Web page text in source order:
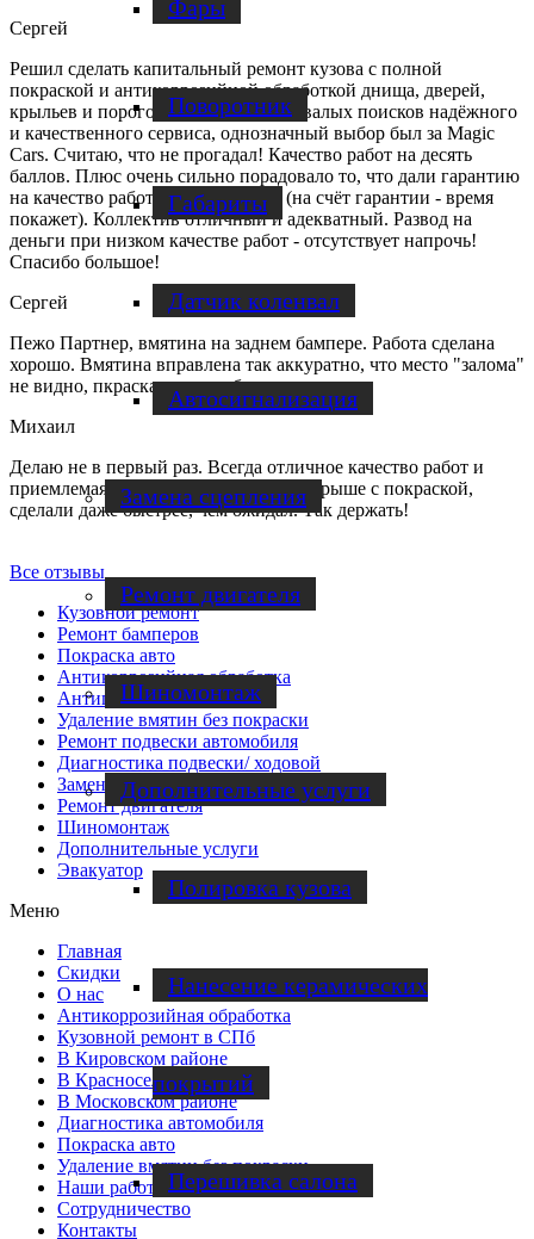
Фары
Поворотник
Габариты
Датчик коленвал
Автосигнализация
Замена сцепления
Ремонт двигателя
Шиномонтаж
Дополнительные услуги
Полировка кузова
Нанесение керамических
покрытий
Перешивка салона
Сергей
Решил сделать капитальный ремонт кузова с полной
покраской и антикоррозийной обработкой днища, дверей,
крыльев и порогов. После двухгодовалых поисков надёжного
и качественного сервиса, однозначный выбор был за Magic
Cars. Считаю, что не прогадал! Качество работ на десять
баллов. Плюс очень сильно порадовало то, что дали гарантию
на качество работ минимум 5 лет (на счёт гарантии - время
покажет). Коллектив отличный и адекватный. Развод на
деньги при низком качестве работ - отсутствует напрочь!
Спасибо большое!
Сергей
Пежо Партнер, вмятина на заднем бампере. Работа сделана
хорошо. Вмятина вправлена так аккуратно, что место "залома"
не видно, пкраска не потребовалась.
Михаил
Делаю не в первый раз. Всегда отличное качество работ и
приемлемая цена. Делал вмятину на крыше с покраской,
сделали даже быстрее, чем ожидал. Так держать!
Все отзывы
Кузовной ремонт
Ремонт бамперов
Покраска авто
Антикоррозийная обработка
Антигравийная пленка
Удаление вмятин без покраски
Ремонт подвески автомобиля
Диагностика подвески/ ходовой
Замена сцепления
Ремонт двигателя
Шиномонтаж
Дополнительные услуги
Эвакуатор
Меню
Главная
Скидки
О нас
Антикоррозийная обработка
Кузовной ремонт в СПб
В Кировском районе
В Красносельском районе
В Московском районе
Диагностика автомобиля
Покраска авто
Удаление вмятин без покраски
Наши работы
Cотрудничество
Контакты